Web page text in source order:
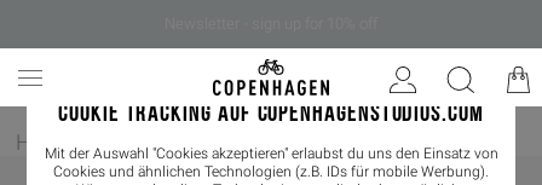
COOKIE TRACKING AUF COPENHAGENSTUDIOS.COM
Mit der Auswahl "Cookies akzeptieren" erlaubst du uns den Einsatz von
Cookies und ähnlichen Technologien (z.B. IDs für mobile Werbung).
Home / Herren/ Sneaker